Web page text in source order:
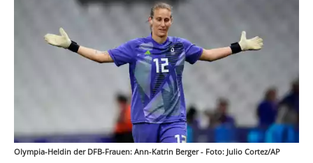
Olympia-Heldin der DFB-Frauen: Ann-Katrin Berger - Foto: Julio Cortez/AP